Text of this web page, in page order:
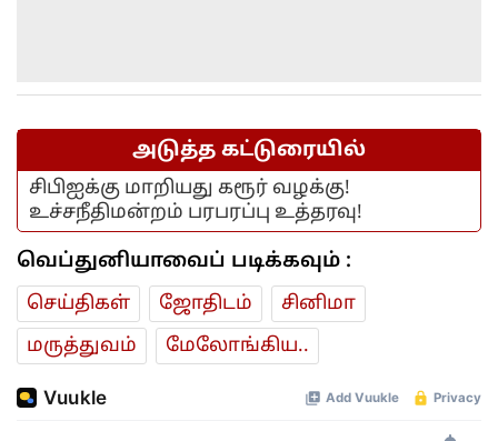
அடுத்த கட்டுரையில்
சிபிஐக்கு மாறியது கரூர் வழக்கு!
உச்சநீதிமன்றம் பரபரப்பு உத்தரவு!
வெப்துனியாவைப் படிக்கவும் :
செய்திகள் ஜோ‌திட‌ம்
சினிமா
மரு‌த்துவ‌ம்
மேலோங்கிய..